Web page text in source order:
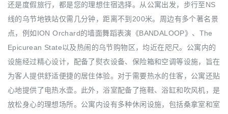
还是度假旅行，都是您的理想住宿选择。从公寓出发，步行至NS
线的乌节地铁站仅需几分钟，距离不到200米。周边有多个著名景
点，例如ION Orchard的墙面舞蹈表演《BANDALOOP》、The
Epicurean State以及热闹的乌节购物区，均近在咫尺。公寓内的
设施经过精心设计，配备了熨衣设备、保险箱和空调等设施，旨在
为客人提供舒适便捷的居住体验。对于需要热水的住客，公寓还贴
心地提供了电热水壶。此外，浴室配备了拖鞋、浴缸和吹风机，是
放松身心的理想场所。公寓内设有多种休闲设施，包括桑拿室和室